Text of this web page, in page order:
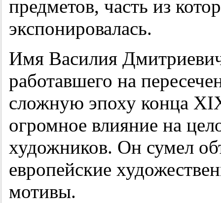
предметов, часть из
экспонировалась.
Имя Василия
работавшего на
сложную эпоху конца
огромное влияние на
художников. Он сумел
европейские
мотивы.